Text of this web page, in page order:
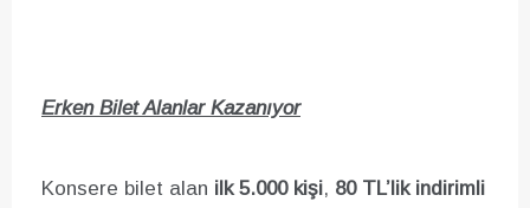
Erken Bilet Alanlar Kazanıyor
Konsere bilet alan ilk 5.000 kişi, 80 TL’lik indirimli